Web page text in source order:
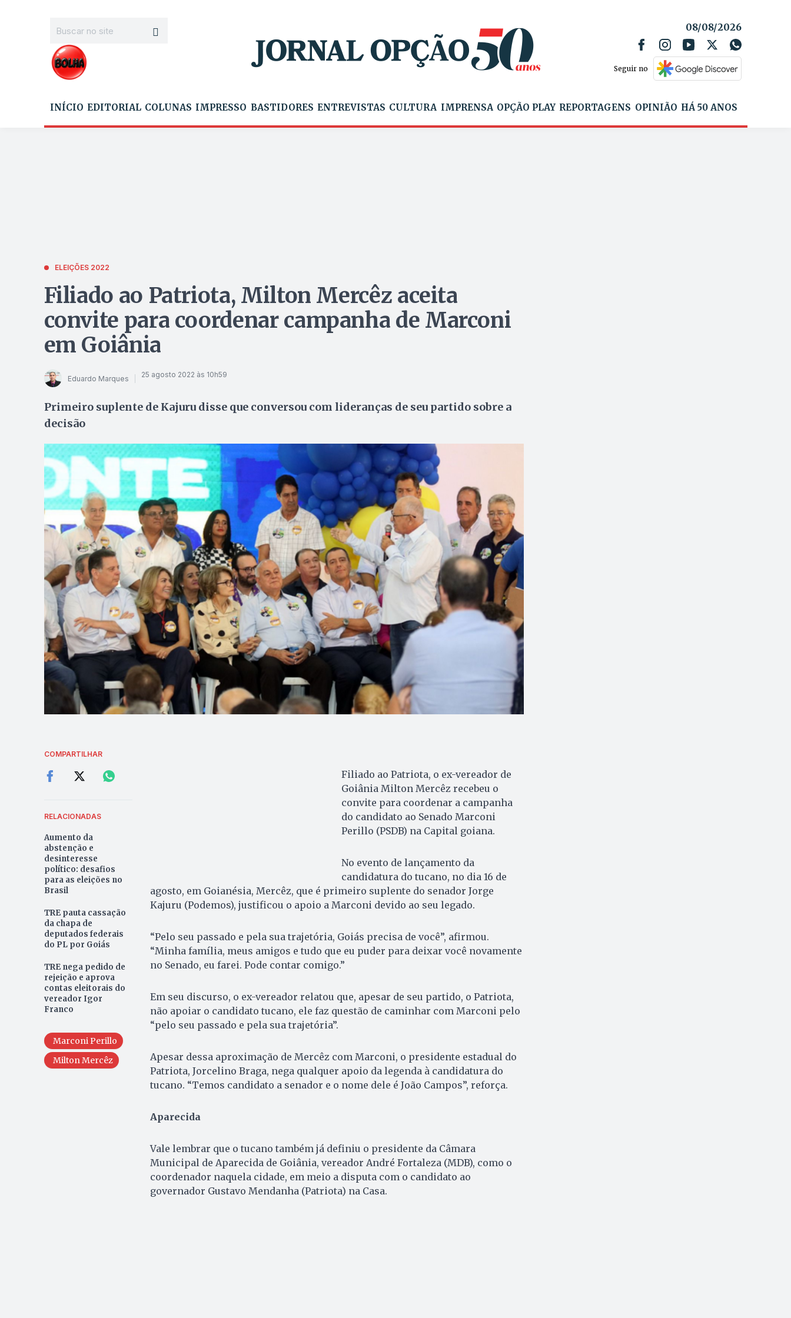
08/08/2026
Seguir no
INÍCIO EDITORIAL COLUNAS IMPRESSO BASTIDORES ENTREVISTAS CULTURA IMPRENSA OPÇÃO PLAY REPORTAGENS OPINIÃO HÁ 50 ANOS
ELEIÇÕES 2022
Filiado ao Patriota, Milton Mercêz aceita
convite para coordenar campanha de Marconi
em Goiânia
Eduardo Marques 25 agosto 2022 às 10h59
Primeiro suplente de Kajuru disse que conversou com lideranças de seu partido sobre a
decisão
COMPARTILHAR
RELACIONADAS
Aumento da
abstenção e
desinteresse
político: desafios
para as eleições no
Brasil
TRE pauta cassação
da chapa de
deputados federais
do PL por Goiás
TRE nega pedido de
rejeição e aprova
contas eleitorais do
vereador Igor
Franco
Marconi Perillo
Milton Mercêz
Filiado ao Patriota, o ex-vereador de
Goiânia Milton Mercêz recebeu o
convite para coordenar a campanha
do candidato ao Senado Marconi
Perillo (PSDB) na Capital goiana.
No evento de lançamento da
candidatura do tucano, no dia 16 de
agosto, em Goianésia, Mercêz, que é primeiro suplente do senador Jorge
Kajuru (Podemos), justificou o apoio a Marconi devido ao seu legado.
“Pelo seu passado e pela sua trajetória, Goiás precisa de você”, afirmou.
“Minha família, meus amigos e tudo que eu puder para deixar você novamente
no Senado, eu farei. Pode contar comigo.”
Em seu discurso, o ex-vereador relatou que, apesar de seu partido, o Patriota,
não apoiar o candidato tucano, ele faz questão de caminhar com Marconi pelo
“pelo seu passado e pela sua trajetória”.
Apesar dessa aproximação de Mercêz com Marconi, o presidente estadual do
Patriota, Jorcelino Braga, nega qualquer apoio da legenda à candidatura do
tucano. “Temos candidato a senador e o nome dele é João Campos”, reforça.
Aparecida
Vale lembrar que o tucano também já definiu o presidente da Câmara
Municipal de Aparecida de Goiânia, vereador André Fortaleza (MDB), como o
coordenador naquela cidade, em meio a disputa com o candidato ao
governador Gustavo Mendanha (Patriota) na Casa.